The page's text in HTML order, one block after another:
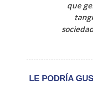
que